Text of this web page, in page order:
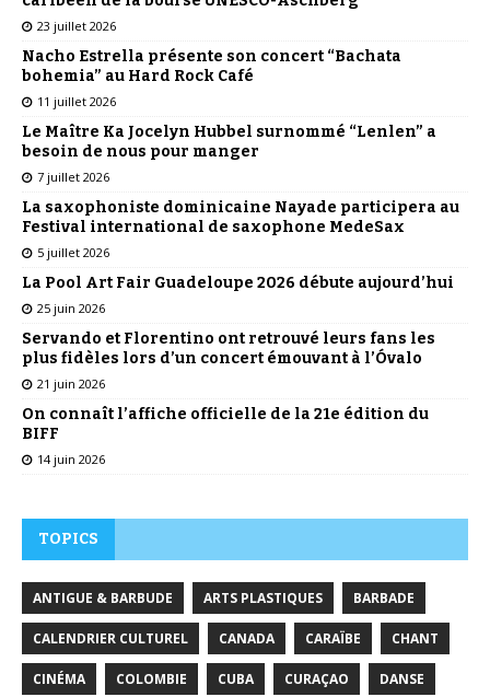
23 juillet 2026
Nacho Estrella présente son concert “Bachata
bohemia” au Hard Rock Café
11 juillet 2026
Le Maître Ka Jocelyn Hubbel surnommé “Lenlen” a
besoin de nous pour manger
7 juillet 2026
La saxophoniste dominicaine Nayade participera au
Festival international de saxophone MedeSax
5 juillet 2026
La Pool Art Fair Guadeloupe 2026 débute aujourd’hui
25 juin 2026
Servando et Florentino ont retrouvé leurs fans les
plus fidèles lors d’un concert émouvant à l’Óvalo
21 juin 2026
On connaît l’affiche officielle de la 21e édition du
BIFF
14 juin 2026
TOPICS
ANTIGUE & BARBUDE ARTS PLASTIQUES BARBADE
CALENDRIER CULTUREL CANADA CARAÏBE CHANT
CINÉMA COLOMBIE CUBA CURAÇAO DANSE